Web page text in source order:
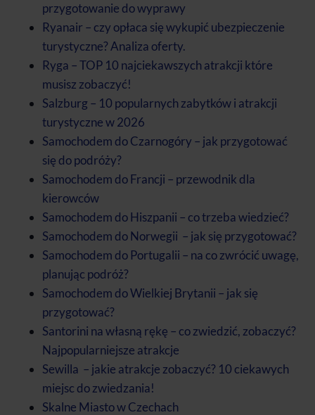
przygotowanie do wyprawy
Ryanair – czy opłaca się wykupić ubezpieczenie
turystyczne? Analiza oferty.
Ryga – TOP 10 najciekawszych atrakcji które
musisz zobaczyć!
Salzburg – 10 popularnych zabytków i atrakcji
turystyczne w 2026
Samochodem do Czarnogóry – jak przygotować
się do podróży?
Samochodem do Francji – przewodnik dla
kierowców
Samochodem do Hiszpanii – co trzeba wiedzieć?
Samochodem‌ ‌do‌ ‌Norwegii‌ ‌ – jak się przygotować?
Samochodem do Portugalii – na co zwrócić uwagę,
planując podróż?
Samochodem do Wielkiej Brytanii – jak się
przygotować?
Santorini na własną rękę – co zwiedzić, zobaczyć?
Najpopularniejsze atrakcje
Sewilla – jakie atrakcje zobaczyć? 10 ciekawych
miejsc do zwiedzania!
Skalne Miasto w Czechach